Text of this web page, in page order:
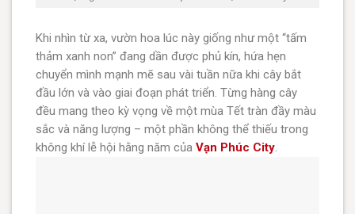
Khi nhìn từ xa, vườn hoa lúc này giống như một “tấm
thảm xanh non” đang dần được phủ kín, hứa hẹn
chuyển mình mạnh mẽ sau vài tuần nữa khi cây bắt
đầu lớn và vào giai đoạn phát triển. Từng hàng cây
đều mang theo kỳ vọng về một mùa Tết tràn đầy màu
sắc và năng lượng – một phần không thể thiếu trong
không khí lễ hội hằng năm củaVạn Phúc City.